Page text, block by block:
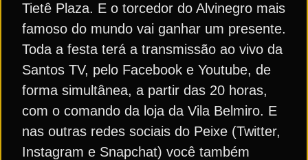
Tietê Plaza. E o torcedor do Alvinegro mais
famoso do mundo vai ganhar um presente.
Toda a festa terá a transmissão ao vivo da
Santos TV, pelo Facebook e Youtube, de
forma simultânea, a partir das 20 horas,
com o comando da loja da Vila Belmiro. E
nas outras redes sociais do Peixe (Twitter,
Instagram e Snapchat) você também